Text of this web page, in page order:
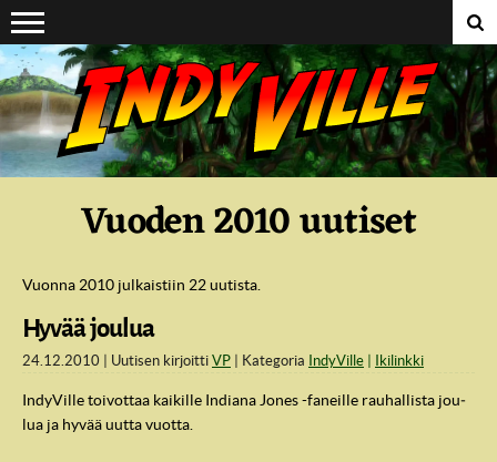
Suoraan sisältöön
Vuoden 2010 uutiset
Vuonna 2010 julkaistiin 22 uutista.
Hyvää joulua
24.12.2010 Uutisen kirjoitti VP Kategoria IndyVille Ikilinkki
In­dy­Vil­le toi­vot­taa kai­kil­le In­dia­na Jones -fa­neil­le rau­hal­lis­ta jou­
lua ja hyvää uutta vuot­ta.